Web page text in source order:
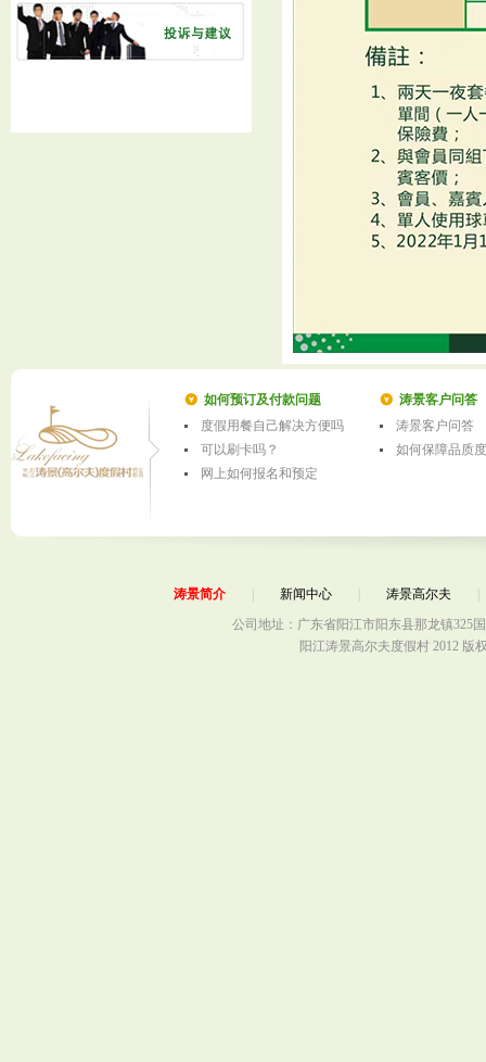
如何预订及付款问题
度假用餐自己解决方便吗
可以刷卡吗？
网上如何报名和预定
涛景客户问答
涛景客户问答
如何保障品质
涛景简介 新闻中心 涛景高尔夫
公司地址：广东省阳江市阳东县那龙镇325
阳江涛景高尔夫度假村 2012 版